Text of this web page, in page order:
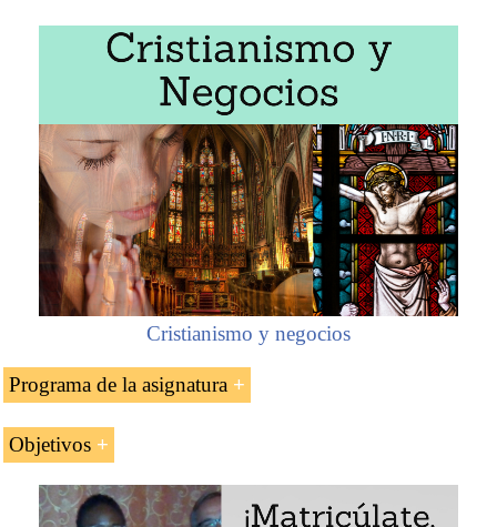
Cristianismo y negocios
Programa de la asignatura
Introducción a la República de Ghana (África
Occidental)
Regiones de Ghana
Objetivos
Los objetivos de la asignatura «Comercio internacional y
negocios en Ghana» son: